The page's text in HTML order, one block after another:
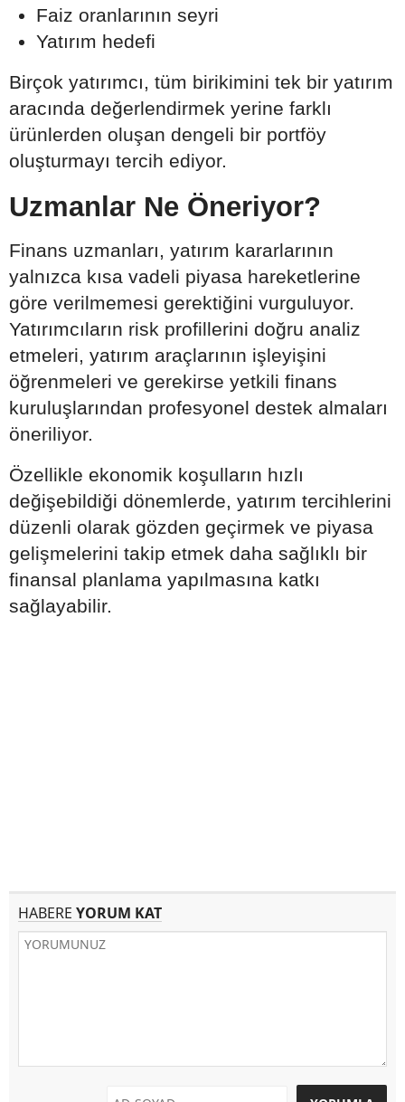
Faiz oranlarının seyri
Yatırım hedefi
Birçok yatırımcı, tüm birikimini tek bir yatırım
aracında değerlendirmek yerine farklı
ürünlerden oluşan dengeli bir portföy
oluşturmayı tercih ediyor.
Uzmanlar Ne Öneriyor?
Finans uzmanları, yatırım kararlarının
yalnızca kısa vadeli piyasa hareketlerine
göre verilmemesi gerektiğini vurguluyor.
Yatırımcıların risk profillerini doğru analiz
etmeleri, yatırım araçlarının işleyişini
öğrenmeleri ve gerekirse yetkili finans
kuruluşlarından profesyonel destek almaları
öneriliyor.
Özellikle ekonomik koşulların hızlı
değişebildiği dönemlerde, yatırım tercihlerini
düzenli olarak gözden geçirmek ve piyasa
gelişmelerini takip etmek daha sağlıklı bir
finansal planlama yapılmasına katkı
sağlayabilir.
HABERE YORUM KAT